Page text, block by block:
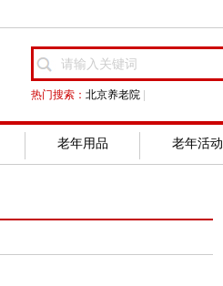
热门搜索： 北京养老院
老年用品 老年活动